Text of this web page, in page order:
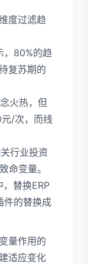
度过滤趋
，80%的趋
复苏期的
火热，但
/次，而线
行业投资
命变量。
替换ERP
件的替换成
量作用的
适应变化